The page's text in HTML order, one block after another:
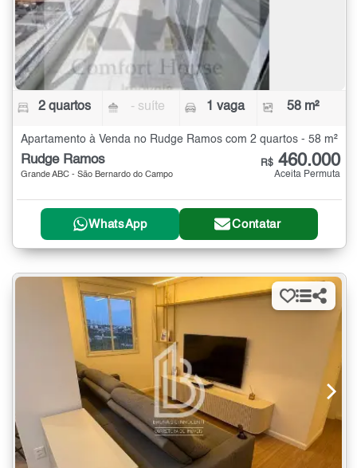
2 quartos - suíte 1 vaga 58 m²
Apartamento à Venda no Rudge Ramos com 2 quartos - 58 m²
Rudge Ramos
Grande ABC - São Bernardo do Campo
R$ 460.000
Aceita Permuta
WhatsApp Contatar